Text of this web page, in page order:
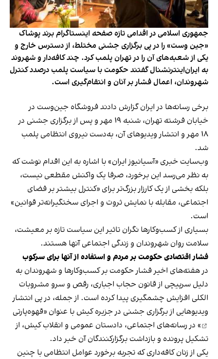
جمهوری اسلامی در اقدامی تازه صفحه اینستاگرام برند پوشاک
«جین وست» را در پی برگزاری جشنی مختلط، از دسترس خارج و
یکی از شعبه‌های آن را در تهران پلمب کرد. چند کافه‌‌دار و شهروند
به ایران‌اینترنشنال گفتند حکومت با سیاست پلمب درصدد کنترل
شهروندان، اعمال فشار بر آنان و انتقام‌گیری است.
برخی رسانه‌ها در ایران گزارش دادند فروشگاه جین‌وست در
خیابان فرشته تهران، شنبه ۱۹ مهر و پس از برگزاری جشنی در
۱۸ مهر و انتشار ویدیوهای آن، به‌دست نیروی انتظامی پلمب
شد.
وب‌سایت خبری «آسیانیوز ایران» با اشاره به این اقدام نوشت که
به نظر می‌رسد این برخورد، صرفا یک واکنش مقطعی نیست،
بلکه بخشی از یک کارزار بزرگ‌تر برای «کنترل بیشتر بر فضای
اجتماعی، مقابله با نمایش ثروت و اجرای سختگیرانه‌تر قوانین»
است.
بسیاری از کسب‌وکارها نگران تاثیر این سیاست‌ تازه بر معیشت،
سلامت روان شهروندان و زندگی اجتماعی آنها هستند.
فشار اقتصادی حکومت بر مردم و استفاده از آنها برای سرکوب
در هفته‌های اخیر فشار حکومت بر کسب‌وکارها و شهروندان به
دلیل سرپیچی از قانون حجاب اجباری، رقص و سرو مشروبات
الکلی افزایش چشمگیری پیدا کرده است. از جمله، در پی انتشار
ویدیوهایی از برگزاری جشنی در جزیره کیش با عنوان «قهوه‌پارتی
» در رسانه‌های اجتماعی، دادستان عمومی و انقلاب کیش، از
تشکیل پرونده و بازداشت برگزارکنندگان آن خبر داد.
یکی از زنان کافه‌داری که تجربه برخورد عوامل انتظامی با چنین